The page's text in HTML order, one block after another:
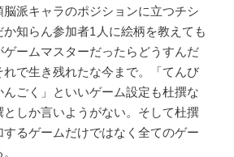
派キャラのポジションに立つチシ
知らん参加者1人に絵柄を教えても
ームマスターだったらどうすんだ
で生き残れたな今まで。「てんび
ごく」といいゲーム設定も杜撰な
しか言いようがない。そして杜撰
るゲームだけではなく全てのゲー